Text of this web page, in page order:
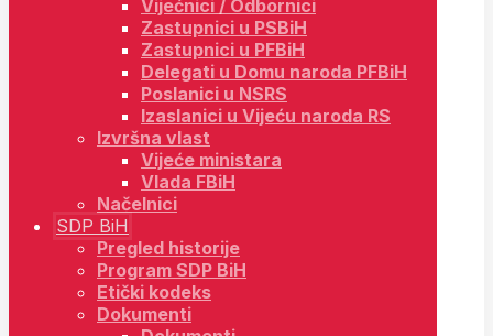
Vijećnici / Odbornici
Zastupnici u PSBiH
Zastupnici u PFBiH
Delegati u Domu naroda PFBiH
Poslanici u NSRS
Izaslanici u Vijeću naroda RS
Izvršna vlast
Vijeće ministara
Vlada FBiH
Načelnici
SDP BiH
Pregled historije
Program SDP BiH
Etički kodeks
Dokumenti